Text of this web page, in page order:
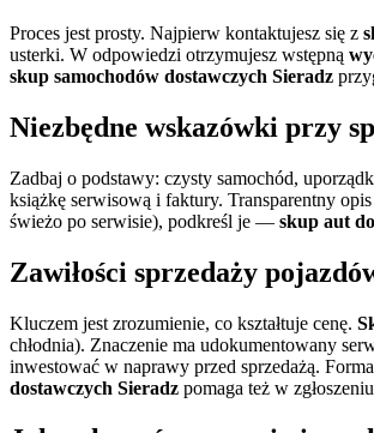
Proces jest prosty. Najpierw kontaktujesz się z
usterki. W odpowiedzi otrzymujesz wstępną
skup samochodów dostawczych Sieradz
Niezbędne wskazówki przy
Zadbaj o podstawy: czysty samochód,
książkę serwisową i faktury. Transparentny
świeżo po serwisie), podkreśl je — skup aut
Zawiłości sprzedaży
Kluczem jest zrozumienie, co kształtuje cenę.
chłodnia). Znaczenie ma udokumentowany
inwestować w naprawy przed sprzedażą.
dostawczych Sieradz pomaga też w